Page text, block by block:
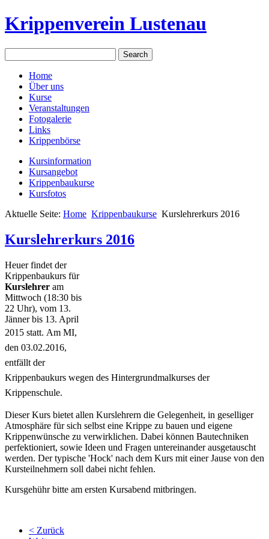
Krippenverein Lustenau
Home
Über uns
Kurse
Veranstaltungen
Fotogalerie
Links
Krippenbörse
Kursinformation
Kursangebot
Krippenbaukurse
Kursfotos
Aktuelle Seite: Home Krippenbaukurse Kurslehrerkurs 2016
Kurslehrerkurs 2016
Heuer findet der
Krippenbaukurs für
Kurslehrer am
Mittwoch (18:30 bis
22 Uhr), vom 13.
Jänner bis 13. April
2015 statt. Am MI,
den 03.02.2016,
entfällt der
Krippenbaukurs wegen des Hintergrundmalkurses der
Krippenschule.
Dieser Kurs bietet allen Kurslehrern die Gelegenheit, in geselliger
Atmosphäre für sich selbst eine Krippe zu bauen und eigene
Krippenwünsche zu verwirklichen. Dabei können Bautechniken
perfektioniert, sowie Ideen und Fragen untereinander ausgetauscht
werden. Der typische 'Hock' nach dem Kurs mit einer Jause von den
Kursteilnehmern soll dabei nicht fehlen.
Kursgehühr bitte am ersten Kursabend mitbringen.
< Zurück